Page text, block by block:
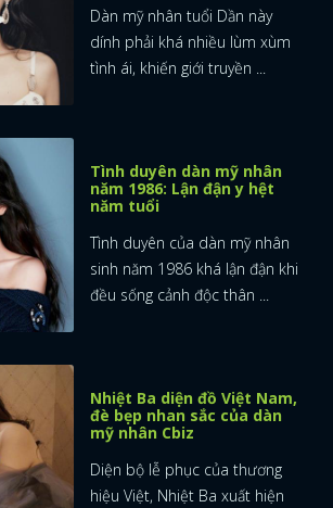
Dàn mỹ nhân tuổi Dần này
dính phải khá nhiều lùm xùm
tình ái, khiến giới truyền ...
Tình duyên dàn mỹ nhân
năm 1986: Lận đận y hệt
năm tuổi
Tình duyên của dàn mỹ nhân
sinh năm 1986 khá lận đận khi
đều sống cảnh độc thân ...
Nhiệt Ba diện đồ Việt Nam,
đè bẹp nhan sắc của dàn
mỹ nhân Cbiz
Diện bộ lễ phục của thương
hiệu Việt, Nhiệt Ba xuất hiện